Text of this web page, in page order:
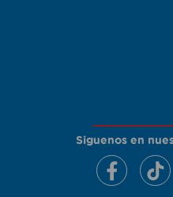
Siguenos en